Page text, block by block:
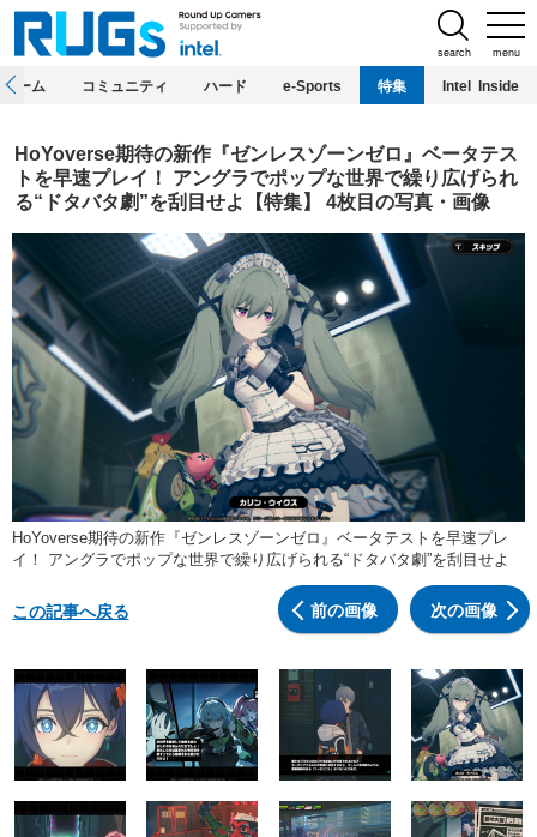
menu
search
ホーム コミュニティ ハード e-Sports 特集 Intel Inside
HoYoverse期待の新作『ゼンレスゾーンゼロ』ベータテス
トを早速プレイ！ アングラでポップな世界で繰り広げられ
る“ドタバタ劇”を刮目せよ【特集】 4枚目の写真・画像
HoYoverse期待の新作『ゼンレスゾーンゼロ』ベータテストを早速プレ
イ！ アングラでポップな世界で繰り広げられる“ドタバタ劇”を刮目せよ
前の画像 次の画像
この記事へ戻る